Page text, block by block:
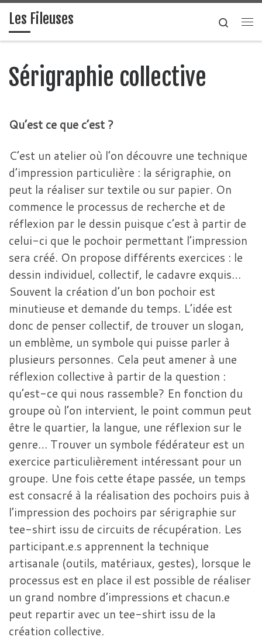
Skip to content
Les Fileuses Search
Sérigraphie collective
Qu’est ce que c’est ?
C’est un atelier où l’on découvre une technique
d’impression particulière : la sérigraphie, on
peut la réaliser sur textile ou sur papier. On
commence le processus de recherche et de
réflexion par le dessin puisque c’est à partir de
celui-ci que le pochoir permettant l’impression
sera créé. On propose différents exercices : le
dessin individuel, collectif, le cadavre exquis…
Souvent la création d’un bon pochoir est
minutieuse et demande du temps. L’idée est
donc de penser collectif, de trouver un slogan,
un emblème, un symbole qui puisse parler à
plusieurs personnes. Cela peut amener à une
réflexion collective à partir de la question :
qu’est-ce qui nous rassemble? En fonction du
groupe où l’on intervient, le point commun peut
être le quartier, la langue, une réflexion sur le
genre… Trouver un symbole fédérateur est un
exercice particulièrement intéressant pour un
groupe. Une fois cette étape passée, un temps
est consacré à la réalisation des pochoirs puis à
l’impression des pochoirs par sérigraphie sur
tee-shirt issu de circuits de récupération. Les
participant.e.s apprennent la technique
artisanale (outils, matériaux, gestes), lorsque le
processus est en place il est possible de réaliser
un grand nombre d’impressions et chacun.e
peut repartir avec un tee-shirt issu de la
création collective.